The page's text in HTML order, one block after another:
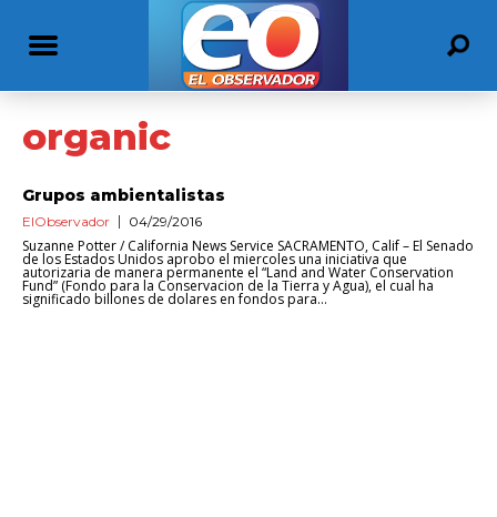
organic
Grupos ambientalistas
ElObservador 04/29/2016
Suzanne Potter / California News Service SACRAMENTO, Calif – El Senado
de los Estados Unidos aprobo el miercoles una iniciativa que
autorizaria de manera permanente el “Land and Water Conservation
Fund” (Fondo para la Conservacion de la Tierra y Agua), el cual ha
significado billones de dolares en fondos para...